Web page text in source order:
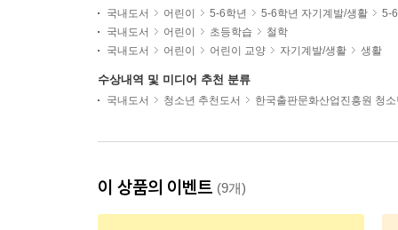
국내도서 어린이 5-6학년 5-6학년 자기계발/생활
5-
국내도서
어린이 초등학습
철학
국내도서
어린이 어린이 교양 자기계발/생활 생활
수상내역 및 미디어 추천 분류
국내도서 청소년 추천도서 한국출판문화산업진흥원 청
이 상품의 이벤트 (9개)